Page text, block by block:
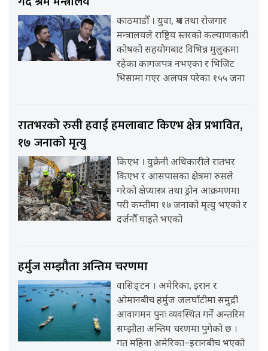
काठमाडौँ । युवा, श्रम तथा रोजगार
मन्त्रालयले राष्ट्रिय स्तरको कल्याणकारी
कोषको सहयोगबाट विभिन्न मुलुकमा
रहेका कागजपत्र नभएका र भिजिट
भिसामा गएर अलपत्र परेका १५५ जना
रातभरको रुसी हवाई हमलाबाट किएभ क्षेत्र प्रभावित,
१७ जनाको मृत्यु
किएभ । युक्रेनी अधिकारीले रातभर
किएभ र आसपासका क्षेत्रमा रुसले
गरेको क्षेप्यास्त्र तथा ड्रोन आक्रमणमा
परी कम्तीमा १७ जनाको मृत्यु भएको र
दर्जनौँ घाइते भएको
हर्मुज सम्झौता अन्तिम चरणमा
वासिङ्टन । अमेरिका, इरान र
ओमानबीच हर्मुज जलघाँटीमा समुद्री
आवागमन पुनः व्यवस्थित गर्ने अन्तरिम
सम्झौता अन्तिम चरणमा पुगेको छ ।
गत महिना अमेरिका–इरानबीच भएको